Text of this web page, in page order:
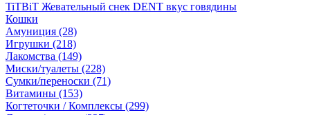
TiTBiT Жевательный снек DENT вкус говядины
Кошки
Амуниция (28)
Игрушки (218)
Лакомства (149)
Миски/туалеты (228)
Сумки/переноски (71)
Витамины (153)
Когтеточки / Комплексы (299)